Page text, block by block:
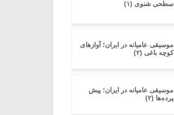
سطحی شنوی (۱)
موسیقی عامیانه در ایران؛ آوازهای
کوچه باغی (۲)
موسیقی عامیانه در ایران؛ پیش
پرده‌ها (۲)